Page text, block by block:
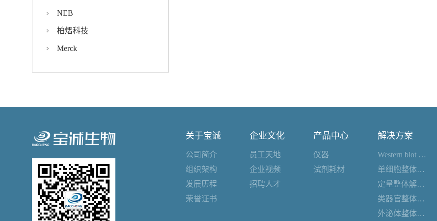
NEB
柏熠科技
Merck
关于宝诚
公司简介
组织架构
发展历程
荣誉证书
企业文化
员工天地
企业视频
招聘人才
产品中心
仪器
试剂耗材
解决方案
Western blot 整体解决方案
单细胞整体解决方案
定量整体解决方案
类器官整体解决方案
外泌体整体解决方案